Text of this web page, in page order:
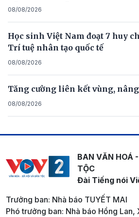
08/08/2026
Học sinh Việt Nam đoạt 7 huy
Trí tuệ nhân tạo quốc tế
08/08/2026
Tăng cường liên kết vùng,
08/08/2026
BAN VĂN HOÁ
TỘC
Đài Tiếng nói
Trưởng ban: Nhà báo TUYẾT MAI
Phó trưởng ban: Nhà báo Hồng Lan,